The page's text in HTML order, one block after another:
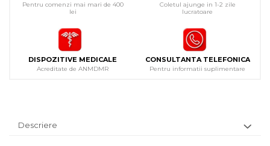
Pentru comenzi mai mari de 400
lei
Coletul ajunge in 1-2 zile
lucratoare
DISPOZITIVE MEDICALE
Acreditate de ANMDMR
CONSULTANTA TELEFONICA
Pentru informatii suplimentare
Descriere